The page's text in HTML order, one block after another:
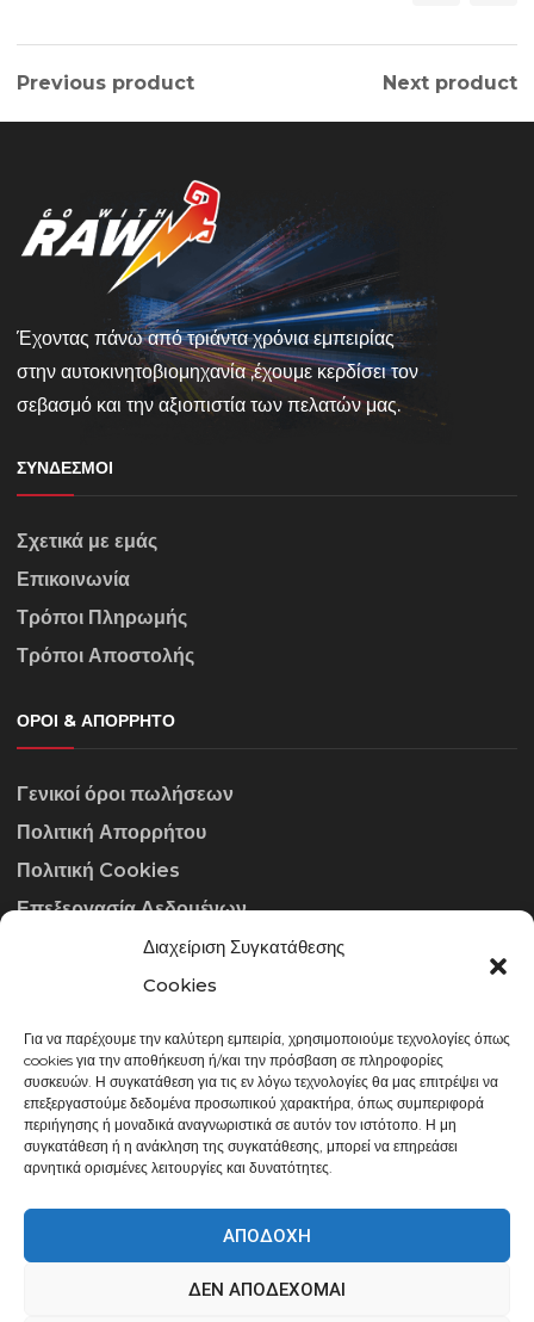
Διαχείριση Συγκατάθεσης
Cookies
Για να παρέχουμε την καλύτερη εμπειρία, χρησιμοποιούμε τεχνολογίες όπως
cookies για την αποθήκευση ή/και την πρόσβαση σε πληροφορίες
συσκευών. Η συγκατάθεση για τις εν λόγω τεχνολογίες θα μας επιτρέψει να
επεξεργαστούμε δεδομένα προσωπικού χαρακτήρα, όπως συμπεριφορά
περιήγησης ή μοναδικά αναγνωριστικά σε αυτόν τον ιστότοπο. Η μη
συγκατάθεση ή η ανάκληση της συγκατάθεσης, μπορεί να επηρεάσει
αρνητικά ορισμένες λειτουργίες και δυνατότητες.
ΑΠΟΔΟΧΉ
ΔΕΝ ΑΠΟΔΈΧΟΜΑΙ
Previous product Next product
Έχοντας πάνω από τριάντα χρόνια εμπειρίας
στην αυτοκινητοβιομηχανία ,έχουμε κερδίσει τον
σεβασμό και την αξιοπιστία των πελατών μας.
ΣΎΝΔΕΣΜΟΙ
Σχετικά με εμάς
Επικοινωνία
Τρόποι Πληρωμής
Τρόποι Αποστολής
ΌΡΟΙ & ΑΠΌΡΡΗΤΟ
Γενικοί όροι πωλήσεων
Πολιτική Απορρήτου
Πολιτική Cookies
Επεξεργασία Δεδομένων
ΣΤΟΙΧΕΊΑ ΕΠΙΚΟΙΝΩΝΊΑΣ
info@gowithraw.gr
24310 35062
Δευ. - Παρ. 08:00 - 20:00
gowithraw.gr © 2020 | Powered by